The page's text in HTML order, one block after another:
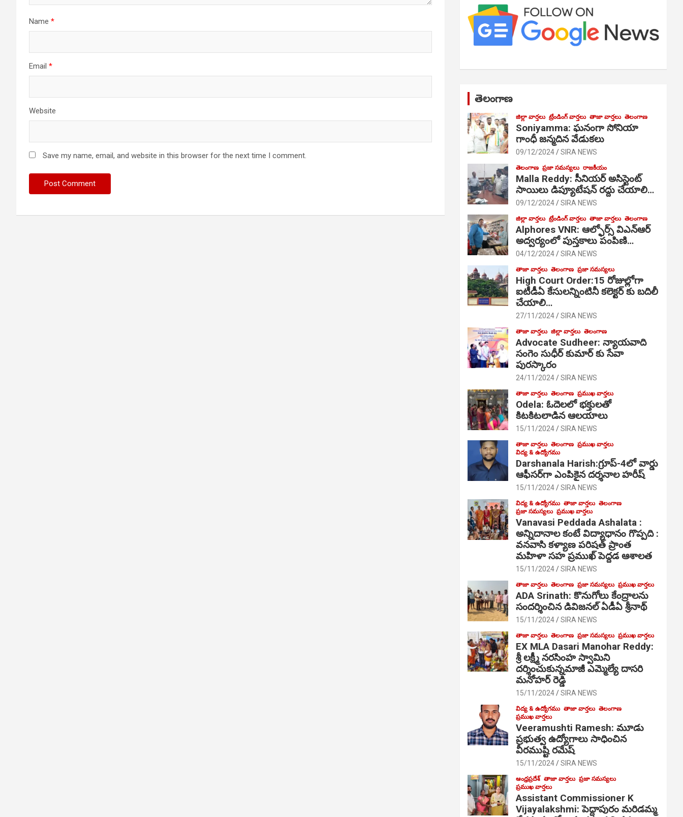
Name *
Email *
Website
Save my name, email, and website in this browser for the next time I comment.
తెలంగాణ
జిల్లా వార్తలు ట్రేండింగ్ వార్తలు తాజా వార్తలు తెలంగాణ
Soniyamma: ఘ‌నంగా సోనియా
గాంధీ జ‌న్మ‌దిన వేడుక‌లు
09/12/2024 SIRA NEWS
తెలంగాణ ప్రజా సమస్యలు రాజకీయం
Malla Reddy: సీనియర్ అసిస్టెంట్
సాయిలు డిప్యూటేషన్ రద్దు చేయాలి…
09/12/2024 SIRA NEWS
జిల్లా వార్తలు ట్రేండింగ్ వార్తలు తాజా వార్తలు తెలంగాణ
Alphores VNR: ఆల్ఫోర్స్ విఎన్ఆర్
అద్వర్యంలో పుస్తకాలు పంపిణి…
04/12/2024 SIRA NEWS
తాజా వార్తలు తెలంగాణ ప్రజా సమస్యలు
High Court Order:15 రోజుల్లోగా
ఐటీడీఏ కేసులన్నింటినీ కలెక్టర్ కు బదిలీ
చేయాలి…
27/11/2024 SIRA NEWS
తాజా వార్తలు జిల్లా వార్తలు తెలంగాణ
Advocate Sudheer: న్యాయవాది
సంగెం సుధీర్ కుమార్ కు సేవా
పురస్కారం
24/11/2024 SIRA NEWS
తాజా వార్తలు తెలంగాణ ప్రముఖ వార్తలు
Odela: ఓదెల‌లో భక్తులతో
కిటకిటలాడిన ఆల‌యాలు
15/11/2024 SIRA NEWS
తాజా వార్తలు తెలంగాణ ప్రముఖ వార్తలు
విద్య & ఉద్యోగము
Darshanala Harish:గ్రూప్-4లో వార్డు
ఆఫీసర్‌గా ఎంపికైన దర్శనాల హరీష్
15/11/2024 SIRA NEWS
విద్య & ఉద్యోగము తాజా వార్తలు తెలంగాణ
ప్రజా సమస్యలు ప్రముఖ వార్తలు
Vanavasi Peddada Ashalata :
అన్నిదానాల కంటే విద్యాధానం గొప్పది :
వనవాసి కళ్యాణ పరిషత్ ప్రాంత
మహిళా సహ ప్రముఖ్ పెద్దడ ఆశాలత
15/11/2024 SIRA NEWS
తాజా వార్తలు తెలంగాణ ప్రజా సమస్యలు ప్రముఖ వార్తలు
ADA Srinath: కొనుగోలు కేంద్రాల‌ను
సంద‌ర్శించిన డివిజనల్ ఏడీఏ శ్రీనాథ్
15/11/2024 SIRA NEWS
తాజా వార్తలు తెలంగాణ ప్రజా సమస్యలు ప్రముఖ వార్తలు
EX MLA Dasari Manohar Reddy:
శ్రీ లక్ష్మీ నరసింహ స్వామిని
దర్శించుకున్నమాజీ ఎమ్మెల్యే దాసరి
మనోహర్ రెడ్డి
15/11/2024 SIRA NEWS
విద్య & ఉద్యోగము తాజా వార్తలు తెలంగాణ
ప్రముఖ వార్తలు
Veeramushti Ramesh: మూడు
ప్రభుత్వ ఉద్యోగాలు సాధించిన
వీరముష్టి రమేష్
15/11/2024 SIRA NEWS
ఆంధ్రప్రదేశ్ తాజా వార్తలు ప్రజా సమస్యలు
ప్రముఖ వార్తలు
Assistant Commissioner K
Vijayalakshmi: పెద్దాపురం మరిడమ్మ